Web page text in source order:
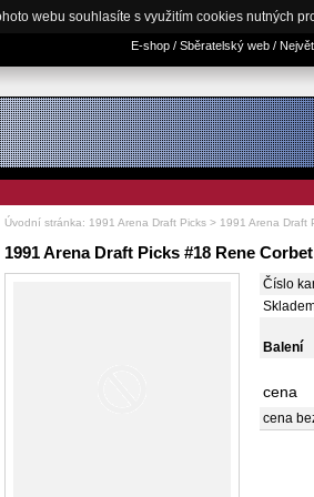
webu souhlasíte s využitím cookies nutných
E-shop / Sběratelský web /
Úvodní stránka: 1991 Arena Draft Picks > 1991 Arena Draft
1991 Arena Draft Picks #18 Rene Corbet
Číslo
Balení
cena
cena